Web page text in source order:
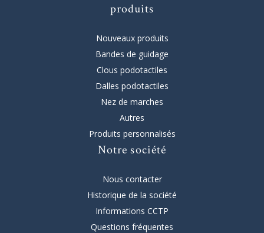
produits
Nouveaux produits
Bandes de guidage
Clous podotactiles
Dalles podotactiles
Nez de marches
Autres
Produits personnalisés
Notre société
Nous contacter
Historique de la société
Informations CCTP
Questions fréquentes